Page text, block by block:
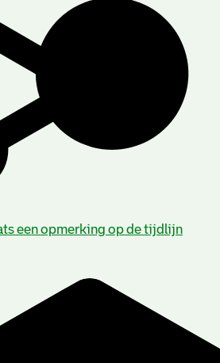
een opmerking op de tijdlijn